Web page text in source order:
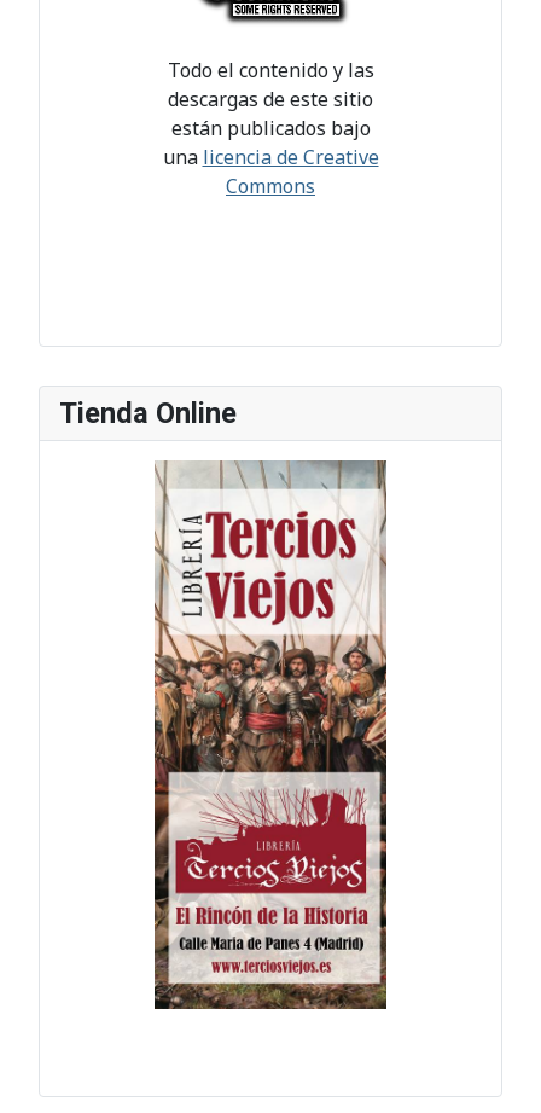
Tienda Online
Todo el contenido y las
descargas de este sitio
están publicados bajo
una licencia de Creative
Commons